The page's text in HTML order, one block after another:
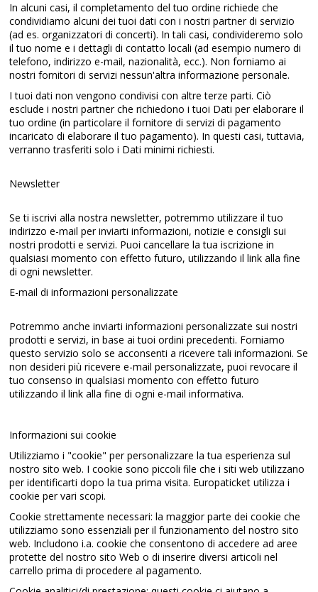
In alcuni casi, il completamento del tuo ordine richiede che
condividiamo alcuni dei tuoi dati con i nostri partner di servizio
(ad es. organizzatori di concerti). In tali casi, condivideremo solo
il tuo nome e i dettagli di contatto locali (ad esempio numero di
telefono, indirizzo e-mail, nazionalità, ecc.). Non forniamo ai
nostri fornitori di servizi nessun'altra informazione personale.
I tuoi dati non vengono condivisi con altre terze parti. Ciò
esclude i nostri partner che richiedono i tuoi Dati per elaborare il
tuo ordine (in particolare il fornitore di servizi di pagamento
incaricato di elaborare il tuo pagamento). In questi casi, tuttavia,
verranno trasferiti solo i Dati minimi richiesti.
Newsletter
Se ti iscrivi alla nostra newsletter, potremmo utilizzare il tuo
indirizzo e-mail per inviarti informazioni, notizie e consigli sui
nostri prodotti e servizi. Puoi cancellare la tua iscrizione in
qualsiasi momento con effetto futuro, utilizzando il link alla fine
di ogni newsletter.
E-mail di informazioni personalizzate
Potremmo anche inviarti informazioni personalizzate sui nostri
prodotti e servizi, in base ai tuoi ordini precedenti. Forniamo
questo servizio solo se acconsenti a ricevere tali informazioni. Se
non desideri più ricevere e-mail personalizzate, puoi revocare il
tuo consenso in qualsiasi momento con effetto futuro
utilizzando il link alla fine di ogni e-mail informativa.
Informazioni sui cookie
Utilizziamo i "cookie" per personalizzare la tua esperienza sul
nostro sito web. I cookie sono piccoli file che i siti web utilizzano
per identificarti dopo la tua prima visita. Europaticket utilizza i
cookie per vari scopi.
Cookie strettamente necessari: la maggior parte dei cookie che
utilizziamo sono essenziali per il funzionamento del nostro sito
web. Includono i.a. cookie che consentono di accedere ad aree
protette del nostro sito Web o di inserire diversi articoli nel
carrello prima di procedere al pagamento.